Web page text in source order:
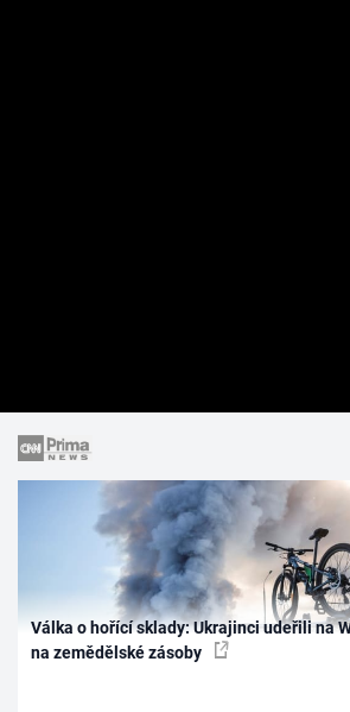
Válka o hořící sklady: Ukrajinci udeřili na
na zemědělské zásoby